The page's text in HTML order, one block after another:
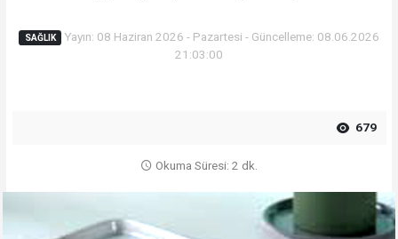
SAĞLIK
Yayın: 08 Haziran 2026 - Pazartesi - Güncelleme: 08.06.2026
21:03:00
679
Okuma Süresi: 2 dk.